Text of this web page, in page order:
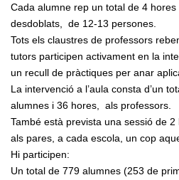
Cada alumne rep un total de 4
desdoblats, de 12-13 persones.
Tots els claustres de professors
tutors participen activament en la
un recull de pràctiques per anar
La intervenció a l’aula consta d’un
alumnes i 36 hores, als professors.
També està prevista una sessió de
als pares, a cada escola, un cop
Hi participen:
Un total de 779 alumnes (253 de